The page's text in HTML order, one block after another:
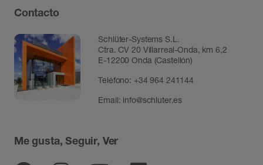
Contacto
Schlüter-Systems S.L.
Ctra. CV 20 Villarreal-Onda, km 6,2
E-12200 Onda (Castellón)
Teléfono: +34 964 241144
Email: info@schluter.es
Me gusta, Seguir, Ver